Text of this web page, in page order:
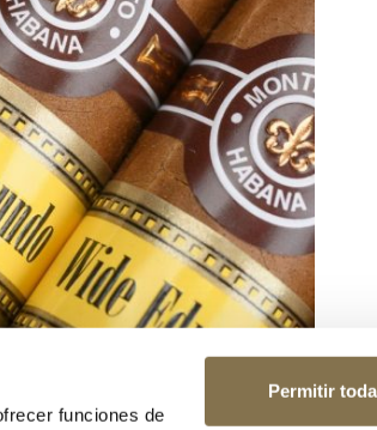
funciones de
Permitir